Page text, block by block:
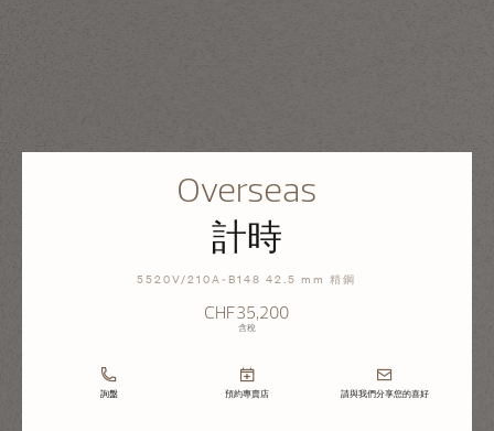
Overseas
計時
5520V/210A-B148 42.5 mm 精鋼
CHF35,200
含稅
詢盤 預約專賣店 請與我們分享您的喜好